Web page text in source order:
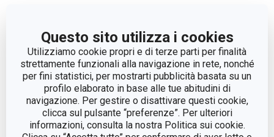
Questo sito utilizza i cookies
Utilizziamo cookie propri e di terze parti per finalità
strettamente funzionali alla navigazione in rete, nonché
per fini statistici, per mostrarti pubblicità basata su un
profilo elaborato in base alle tue abitudini di
navigazione. Per gestire o disattivare questi cookie,
clicca sul pulsante “preferenze”. Per ulteriori
informazioni, consulta la nostra Politica sui cookie.
CATEGORIA posate
LINEA DI PRODOTTO PRESTO
MATERIALE
plastica, acciaio
inossidabile